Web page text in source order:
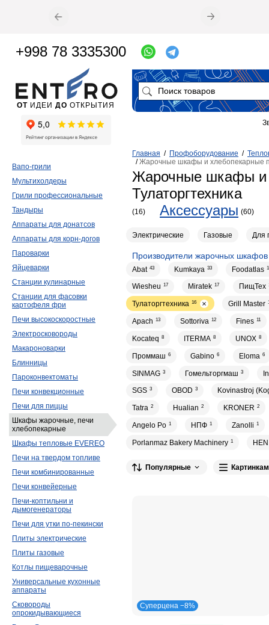
Главная / Профоборудование /
/Жарочные шкафы и хлебопекарные
Жарочные шкафы и
Тулаторгтехника
(16) Аксессуары (60)
Электрические Газовые Для
Производители жарочных
Abat 43 Kumkaya 33 Foodatlas
Wiesheu 17 Miratek 17 ПищТех
Тулаторгтехника 16 Grill Master
Apach 13 Sottoriva 12 Fines 11
Kocateq 8 ITERMA 8 UNOX 8
Проммаш 6 Gabino 6 Eloma 6
SINMAG 3 Гомельторгмаш 3
SGS 3 OBOD 3 Kovinastroj
Tatra 2 Hualian 2 KRONER 2
Angelo Po 1 НПФ 1 Zanolli 1
Porlanmaz Bakery Machinery 1
Популярные
Суперцена −8%
Вапо-грили
Мультихолдеры
Грили профессиональные
Тандыры
Аппараты для донатсов
Аппараты для корн-догов
Пароварки
Яйцеварки
Станции кулинарные
Станции для фасовки
картофеля фри
Печи высокоскоростные
Электросковороды
Макароноварки
Блинницы
Пароконвектоматы
Печи конвекционные
Печи для пиццы
Шкафы жарочные, печи
хлебопекарные
Шкафы тепловые EVEREO
Печи на твердом топливе
Печи комбинированные
Печи конвейерные
Печи-коптильни и
дымогенераторы
Печи для утки по-пекински
Плиты электрические
Плиты газовые
Котлы пищеварочные
Универсальные кухонные
аппараты
Сковороды
опрокидывающиеся
ОТ ИДЕИ ДО ОТКРЫТИЯ
+998 78 3335300